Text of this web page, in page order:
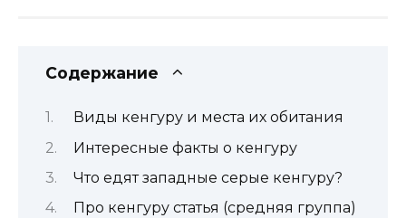
Содержание
Виды кенгуру и места их обитания
Интересные факты о кенгуру
Что едят западные серые кенгуру?
Про кенгуру статья (средняя группа)